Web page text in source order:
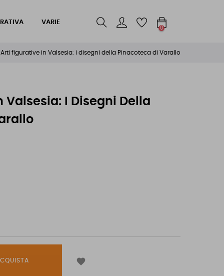
VARIE
0
Arti figurative in Valsesia: i disegni della Pinacoteca di Varallo
Valsesia: I Disegni Della
